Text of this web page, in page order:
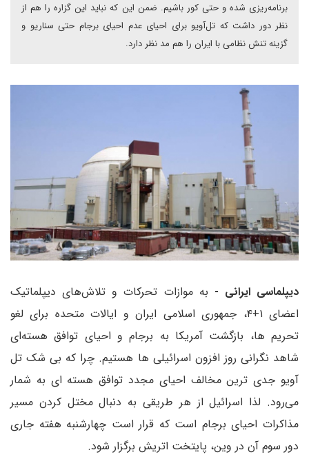
برنامه‌ریزی شده و حتی کور باشیم. ضمن این که نباید این گزاره را هم از
نظر دور داشت که تل‌آویو برای احیای عدم احیای برجام حتی سناریو و
گزینه تنش نظامی با ایران را هم مد نظر دارد.
دیپلماسی ایرانی - به موازات تحرکات و تلاش‌های دیپلماتیک
اعضای ۱+۴، جمهوری اسلامی ایران و ایالات متحده برای لغو
تحریم ها، بازگشت آمریکا به برجام و احیای توافق هسته‌ای
شاهد نگرانی روز افزون اسرائیلی ها هستیم. چرا که بی شک تل
آویو جدی ترین مخالف احیای مجدد توافق هسته ای به شمار
می‌رود. لذا اسرائیل از هر طریقی به دنبال مختل کردن مسیر
مذاکرات احیای برجام است که قرار است چهارشنبه هفته جاری
دور سوم آن در وین، پایتخت اتریش برگزار شود.